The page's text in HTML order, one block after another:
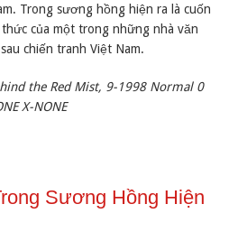
Trong sương hồng hiện ra là cuốn
của một trong những nhà văn
chiến tranh Việt Nam.
the Red Mist, 9-1998 Normal 0
X-NONE
Sương Hồng Hiện